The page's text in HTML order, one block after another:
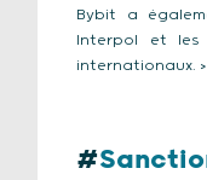
Bybit a
Interpol et les
internationaux. >
#